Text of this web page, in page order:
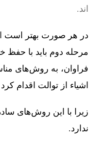
اند.
در هر صورت بهتر است
مرحله دوم باید با
فراوان، به روش‌های
اشیاء از توالت اقدام کرد
زیرا با این روش‌های
ندارد.